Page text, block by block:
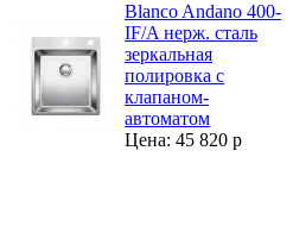
Blanco Andano 400-
IF/A нерж. сталь
зеркальная
полировка с
клапаном-
автоматом
Цена: 45 820 р